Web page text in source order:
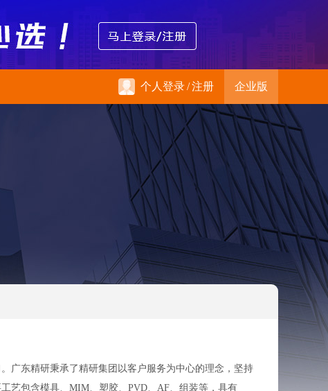
个人登录/注册 企业版
广东精研秉承了精研集团以客户服务为中心的理念，坚持
艺包含模具、MIM、塑胶、PVD、AF、组装等，具有